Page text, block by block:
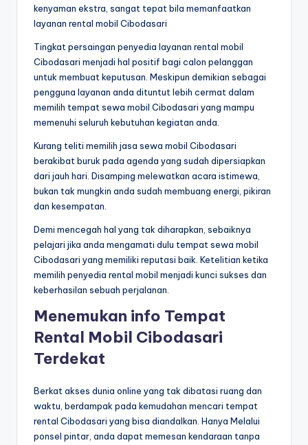
kenyaman ekstra, sangat tepat bila memanfaatkan
layanan rental mobil Cibodasari
Tingkat persaingan penyedia layanan rental mobil
Cibodasari menjadi hal positif bagi calon pelanggan
untuk membuat keputusan. Meskipun demikian sebagai
pengguna layanan anda dituntut lebih cermat dalam
memilih tempat sewa mobil Cibodasari yang mampu
memenuhi seluruh kebutuhan kegiatan anda.
Kurang teliti memilih jasa sewa mobil Cibodasari
berakibat buruk pada agenda yang sudah dipersiapkan
dari jauh hari. Disamping melewatkan acara istimewa,
bukan tak mungkin anda sudah membuang energi, pikiran
dan kesempatan.
Demi mencegah hal yang tak diharapkan, sebaiknya
pelajari jika anda mengamati dulu tempat sewa mobil
Cibodasari yang memiliki reputasi baik. Ketelitian ketika
memilih penyedia rental mobil menjadi kunci sukses dan
keberhasilan sebuah perjalanan.
Menemukan info Tempat
Rental Mobil Cibodasari
Terdekat
Berkat akses dunia online yang tak dibatasi ruang dan
waktu, berdampak pada kemudahan mencari tempat
rental Cibodasari yang bisa diandalkan. Hanya Melalui
ponsel pintar, anda dapat memesan kendaraan tanpa